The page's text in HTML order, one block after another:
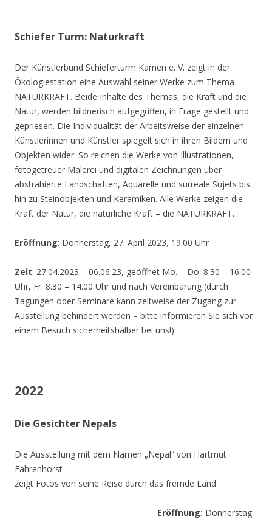
Schiefer Turm: Naturkraft
Der Künstlerbund Schieferturm Kamen e. V. zeigt in der
Ökologiestation eine Auswahl seiner Werke zum Thema
NATURKRAFT. Beide Inhalte des Themas, die Kraft und die
Natur, werden bildnerisch aufgegriffen, in Frage gestellt und
gepriesen. Die Individualität der Arbeitsweise der einzelnen
Künstlerinnen und Künstler spiegelt sich in ihren Bildern und
Objekten wider. So reichen die Werke von Illustrationen,
fotogetreuer Malerei und digitalen Zeichnungen über
abstrahierte Landschaften, Aquarelle und surreale Sujets bis
hin zu Steinobjekten und Keramiken. Alle Werke zeigen die
Kraft der Natur, die natürliche Kraft – die NATURKRAFT.
Eröffnung: Donnerstag, 27. April 2023, 19.00 Uhr
Zeit: 27.04.2023 – 06.06.23, geöffnet Mo. – Do. 8.30 – 16.00
Uhr, Fr. 8.30 – 14.00 Uhr und nach Vereinbarung (durch
Tagungen oder Seminare kann zeitweise der Zugang zur
Ausstellung behindert werden – bitte informieren Sie sich vor
einem Besuch sicherheitshalber bei uns!)
2022
Die Gesichter Nepals
Die Ausstellung mit dem Namen „Nepal“ von Hartmut
Fahrenhorst
zeigt Fotos von seine Reise durch das fremde Land.
Eröffnung: Donnerstag